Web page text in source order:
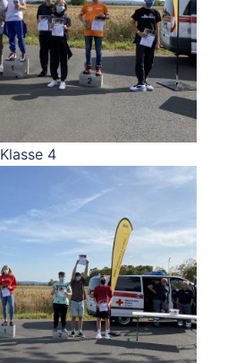
Klasse 4